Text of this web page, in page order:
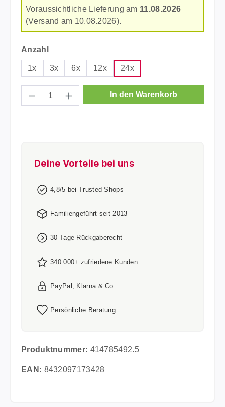
Voraussichtliche Lieferung am 11.08.2026
(Versand am 10.08.2026).
Anzahl auswählen
1x 3x 6x 12x 24x
Produkt Anzahl: Gib den gewünschten
In den Warenkorb
Deine Vorteile bei uns
4,8/5 bei Trusted Shops
Familiengeführt seit 2013
30 Tage Rückgaberecht
340.000+ zufriedene Kunden
PayPal, Klarna & Co
Persönliche Beratung
Produktnummer: 414785492.5
EAN: 8432097173428